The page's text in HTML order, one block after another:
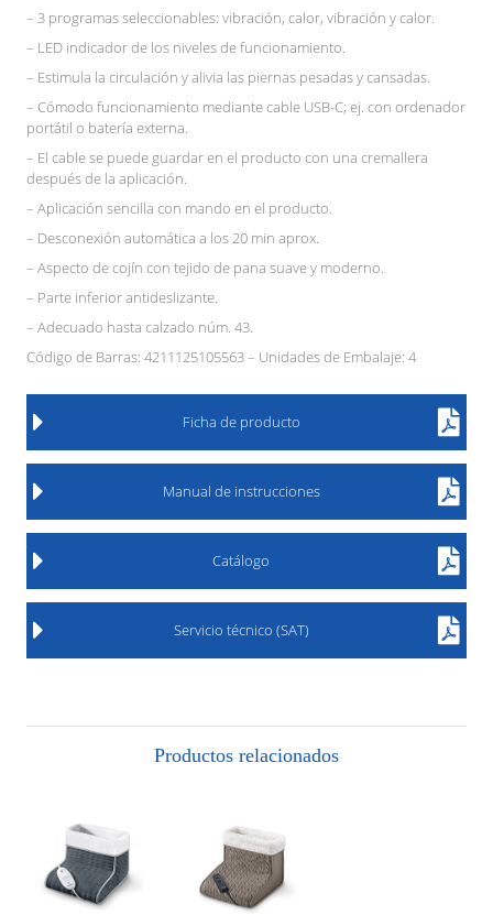
– 3 programas seleccionables: vibración, calor, vibración y calor.
– LED indicador de los niveles de funcionamiento.
– Estimula la circulación y alivia las piernas pesadas y cansadas.
– Cómodo funcionamiento mediante cable USB-C; ej. con ordenador
portátil o batería externa.
– El cable se puede guardar en el producto con una cremallera
después de la aplicación.
– Aplicación sencilla con mando en el producto.
– Desconexión automática a los 20 min aprox.
– Aspecto de cojín con tejido de pana suave y moderno.
– Parte inferior antideslizante.
– Adecuado hasta calzado núm. 43.
Código de Barras: 4211125105563 – Unidades de Embalaje: 4
Ficha de producto
Manual de instrucciones
Catálogo
Servicio técnico (SAT)
Productos relacionados